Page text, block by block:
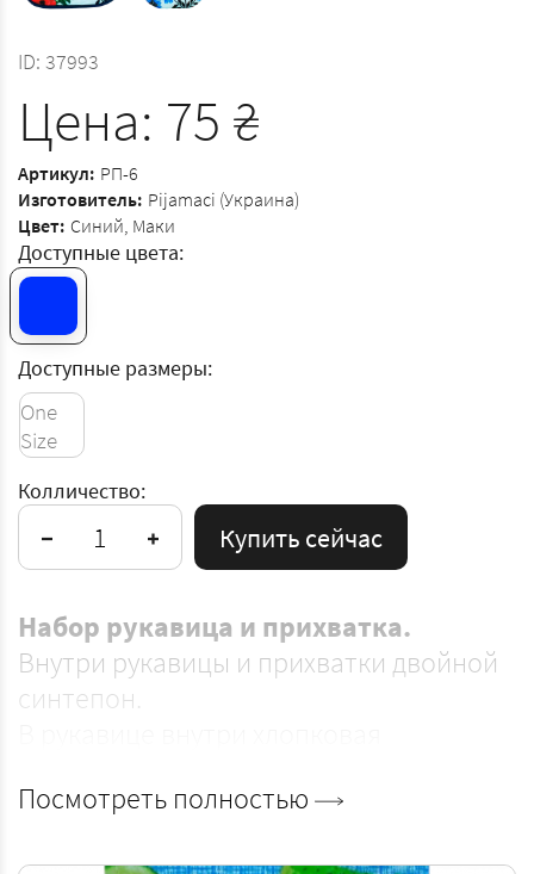
ID: 37993
Цена: 75 ₴
Артикул: РП-6
Изготовитель: Pijamaci (Украина)
Цвет: Синий, Маки
Доступные цвета:
Доступные размеры:
One
Size
Колличество:
Купить сейчас
Набор рукавица и прихватка.
Внутри рукавицы и прихватки двойной
синтепон.
Посмотреть полностью